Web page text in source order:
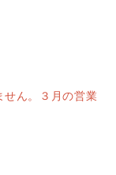
せん。３月の営業